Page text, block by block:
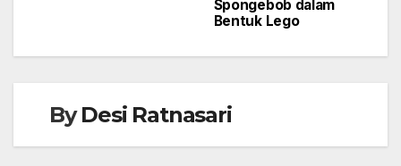
Spongebob dalam
Bentuk Lego
ByDesi Ratnasari